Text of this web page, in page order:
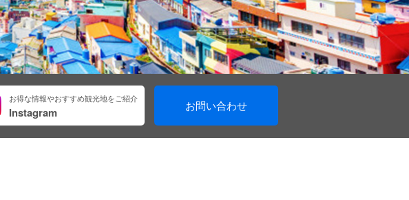
お得な情報やおすすめ観光地をご紹介
Instagram お問い合わせ